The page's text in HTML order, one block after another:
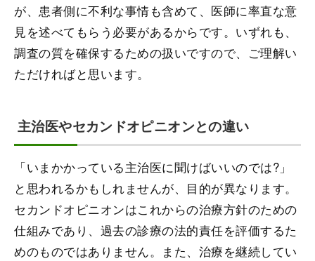
が、患者側に不利な事情も含めて、医師に率直な意
見を述べてもらう必要があるからです。いずれも、
調査の質を確保するための扱いですので、ご理解い
ただければと思います。
主治医やセカンドオピニオンとの違い
「いまかかっている主治医に聞けばいいのでは?」
と思われるかもしれませんが、目的が異なります。
セカンドオピニオンはこれからの治療方針のための
仕組みであり、過去の診療の法的責任を評価するた
めのものではありません。また、治療を継続してい